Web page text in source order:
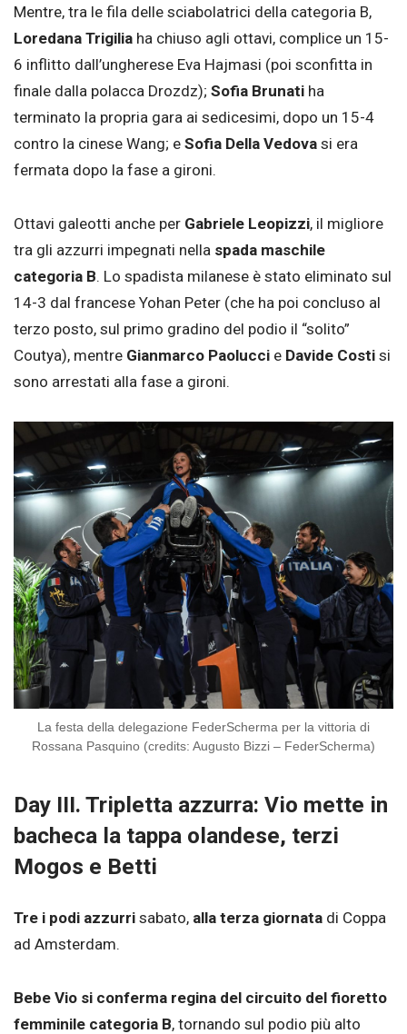
Mentre, tra le fila delle sciabolatrici della categoria B,
Loredana Trigilia ha chiuso agli ottavi, complice un 15-
6 inflitto dall’ungherese Eva Hajmasi (poi sconfitta in
finale dalla polacca Drozdz); Sofia Brunati ha
terminato la propria gara ai sedicesimi, dopo un 15-4
contro la cinese Wang; e Sofia Della Vedova si era
fermata dopo la fase a gironi.
Ottavi galeotti anche per Gabriele Leopizzi, il migliore
tra gli azzurri impegnati nella spada maschile
categoria B. Lo spadista milanese è stato eliminato sul
14-3 dal francese Yohan Peter (che ha poi concluso al
terzo posto, sul primo gradino del podio il “solito”
Coutya), mentre Gianmarco Paolucci e Davide Costi si
sono arrestati alla fase a gironi.
La festa della delegazione FederScherma per la vittoria di
Rossana Pasquino (credits: Augusto Bizzi – FederScherma)
Day III. Tripletta azzurra: Vio mette in
bacheca la tappa olandese, terzi
Mogos e Betti
Tre i podi azzurri sabato, alla terza giornata di Coppa
ad Amsterdam.
Bebe Vio si conferma regina del circuito del fioretto
femminile categoria B, tornando sul podio più alto